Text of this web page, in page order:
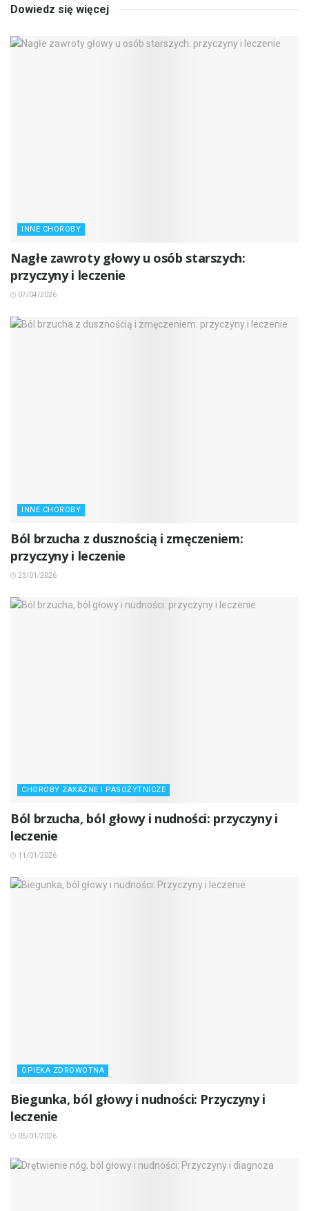
Dowiedz się więcej
INNE CHOROBY
Nagłe zawroty głowy u osób starszych:
przyczyny i leczenie
07/04/2026
INNE CHOROBY
Ból brzucha z dusznością i zmęczeniem:
przyczyny i leczenie
23/01/2026
CHOROBY ZAKAŹNE I PASOŻYTNICZE
Ból brzucha, ból głowy i nudności: przyczyny i
leczenie
11/01/2026
OPIEKA ZDROWOTNA
Biegunka, ból głowy i nudności: Przyczyny i
leczenie
05/01/2026